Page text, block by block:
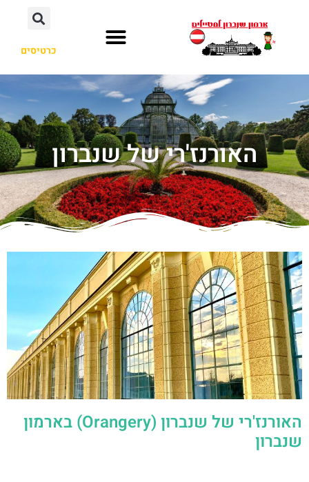
כרטיסים
האורנז'רי של שנברון
האורנז'רי של שנברון (Orangery) בארמון
שנברון